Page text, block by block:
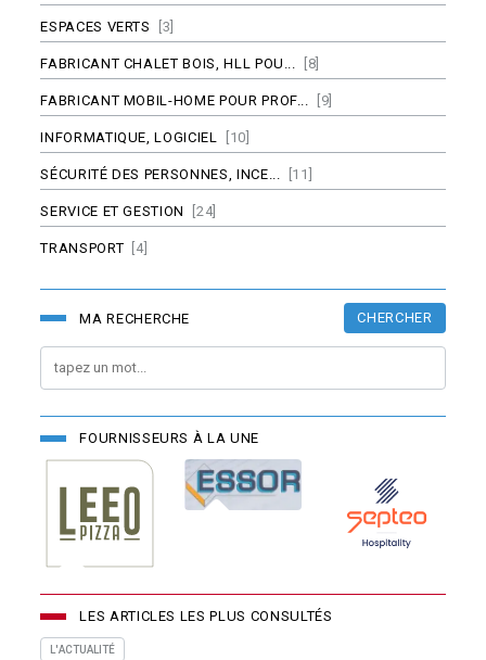
ESPACES VERTS [3]
FABRICANT CHALET BOIS, HLL POU... [8]
FABRICANT MOBIL-HOME POUR PROF... [9]
INFORMATIQUE, LOGICIEL [10]
SÉCURITÉ DES PERSONNES, INCE... [11]
SERVICE ET GESTION [24]
TRANSPORT [4]
MA RECHERCHE CHERCHER
FOURNISSEURS À LA UNE
LES ARTICLES LES PLUS CONSULTÉS
L'ACTUALITÉ